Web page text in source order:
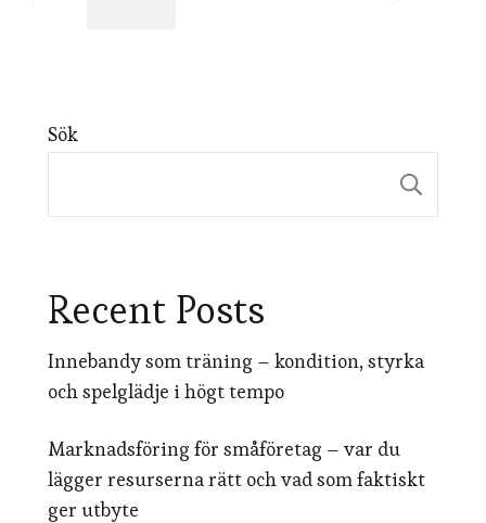
Sök
Recent Posts
Innebandy som träning – kondition, styrka
och spelglädje i högt tempo
Marknadsföring för småföretag – var du
lägger resurserna rätt och vad som faktiskt
ger utbyte